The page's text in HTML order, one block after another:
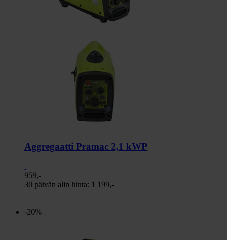
Aggregaatti Pramac 2,1 kWP
959,-
30 päivän alin hinta: 1 199,-
-20%